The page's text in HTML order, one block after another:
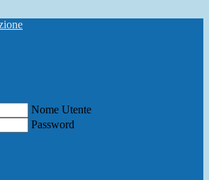
Nome Utente
Password